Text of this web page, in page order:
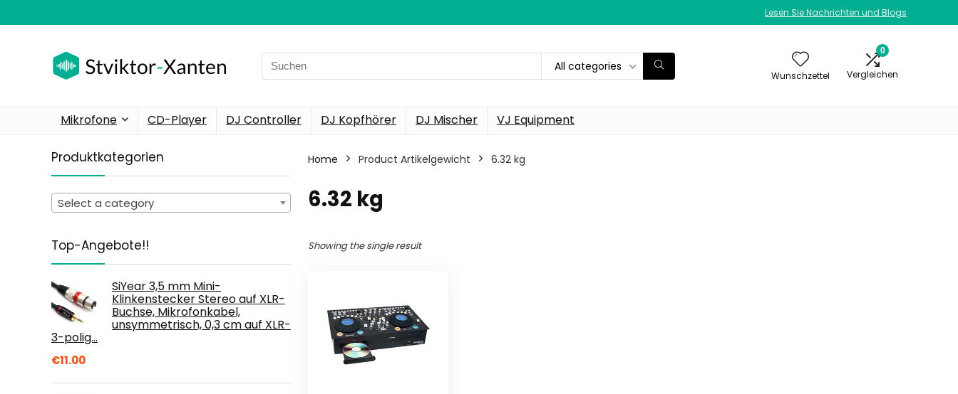
Lesen Sie Nachrichten und Blogs
Search
for:
All categories
Wunschzettel
0
Vergleichen
Mikrofone CD-Player DJ Controller DJ Kopfhörer DJ Mischer VJ Equipment
Produktkategorien
Select a category
Top-Angebote!!
SiYear 3,5 mm Mini-
Klinkenstecker Stereo auf XLR-
Buchse, Mikrofonkabel,
unsymmetrisch, 0,3 cm auf XLR-
3-polig…
€11.00
Home Product Artikelgewicht ‎6.32 kg
‎6.32 kg
Showing the single result